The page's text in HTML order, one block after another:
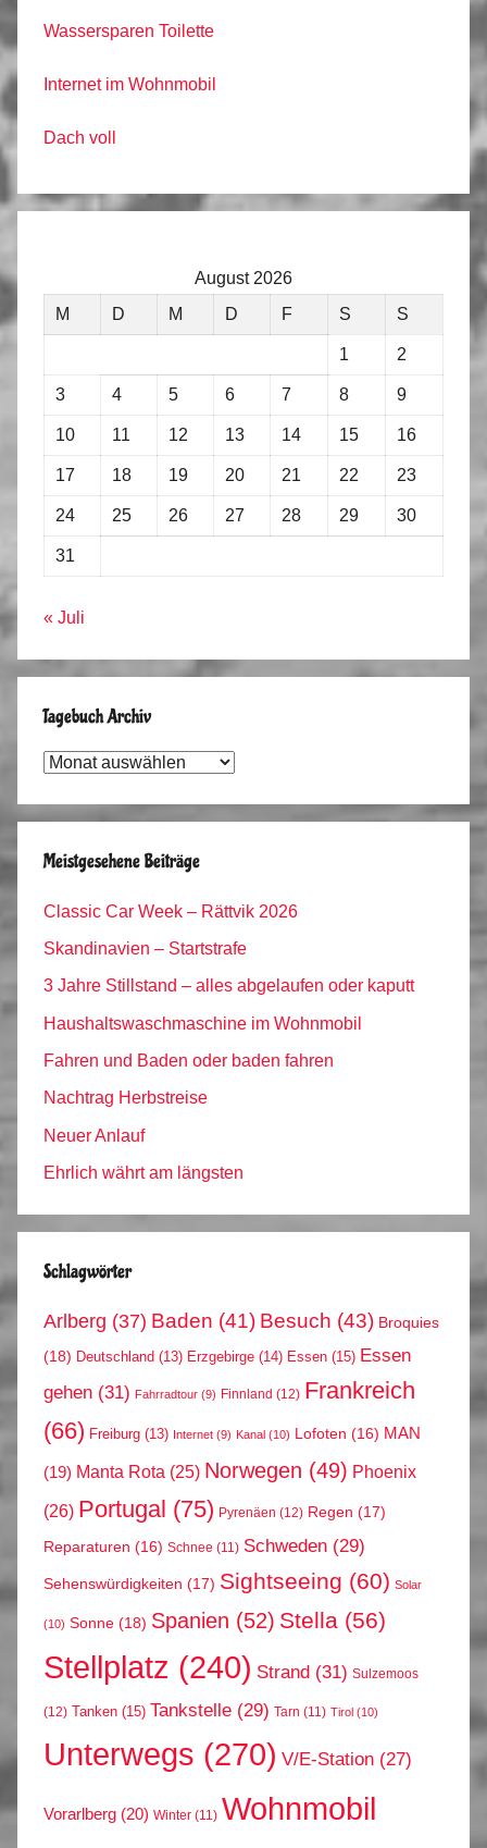
Wassersparen Toilette
Internet im Wohnmobil
Dach voll
August 2026
M
D M D F S S
1 2
3 4 5 6 7 8 9
10 11 12 13 14 15 16
17 18 19 20 21 22 23
24 25 26 27 28 29 30
31
« Juli
Tagebuch Archiv
Tagebuch
Meistgesehene Beiträge
Classic Car Week – Rättvik 2026
Skandinavien – Startstrafe
3 Jahre Stillstand – alles abgelaufen oder kaputt
Haushaltswaschmaschine im Wohnmobil
Fahren und Baden oder baden fahren
Nachtrag Herbstreise
Neuer Anlauf
Ehrlich währt am längsten
Schlagwörter
Arlberg (37) Baden (41) Besuch (43) Broquies
(18) Deutschland (13) Erzgebirge (14) Essen (15) Essen
gehen (31) Fahrradtour (9) Finnland (12) Frankreich
(66) Freiburg (13) Internet (9) Kanal (10) Lofoten (16) MAN
(19) Manta Rota (25) Norwegen (49) Phoenix
(26) Portugal (75) Pyrenäen (12) Regen (17)
Reparaturen (16) Schnee (11) Schweden (29)
Sehenswürdigkeiten (17) Sightseeing (60) Solar
(10) Sonne (18) Spanien (52) Stella (56)
Stellplatz (240) Strand (31) Sulzemoos
(12) Tanken (15) Tankstelle (29) Tarn (11) Tirol (10)
Unterwegs (270) V/E-Station (27)
Vorarlberg (20) Winter (11) Wohnmobil